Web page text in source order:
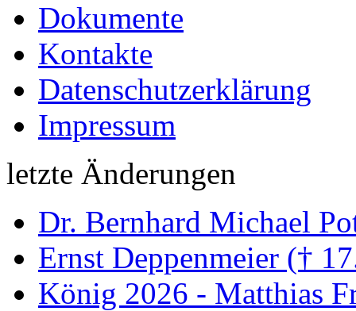
Dokumente
Kontakte
Datenschutzerklärung
Impressum
letzte Änderungen
Dr. Bernhard Michael
Ernst Deppenmeier (†
König 2026 - Matthias